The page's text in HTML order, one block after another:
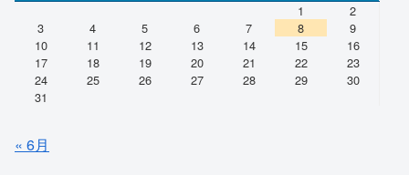
1
2
3
4 5 6 7 8
9
10
11 12 13 14 15
16
17
18 19 20 21 22
23
24
25 26 27 28 29
30
31
« 6月